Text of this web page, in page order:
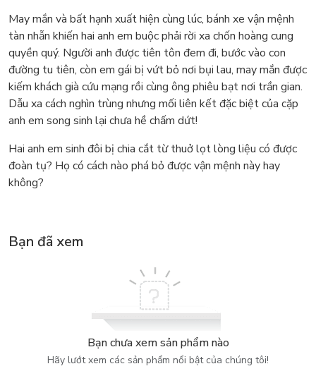
May mắn và bất hạnh xuất hiện cùng lúc, bánh xe vận mệnh
tàn nhẫn khiến hai anh em buộc phải rời xa chốn hoàng cung
quyền quý. Người anh được tiên tôn đem đi, bước vào con
đường tu tiên, còn em gái bị vứt bỏ nơi bụi lau, may mắn được
kiếm khách già cứu mạng rồi cùng ông phiêu bạt nơi trần gian.
Dẫu xa cách nghìn trùng nhưng mối liên kết đặc biệt của cặp
anh em song sinh lại chưa hề chấm dứt!
Hai anh em sinh đôi bị chia cắt từ thuở lọt lòng liệu có được
đoàn tụ? Họ có cách nào phá bỏ được vận mệnh này hay
không?
Bạn đã xem
Bạn chưa xem sản phẩm nào
Hãy lướt xem các sản phẩm nổi bật của chúng tôi!